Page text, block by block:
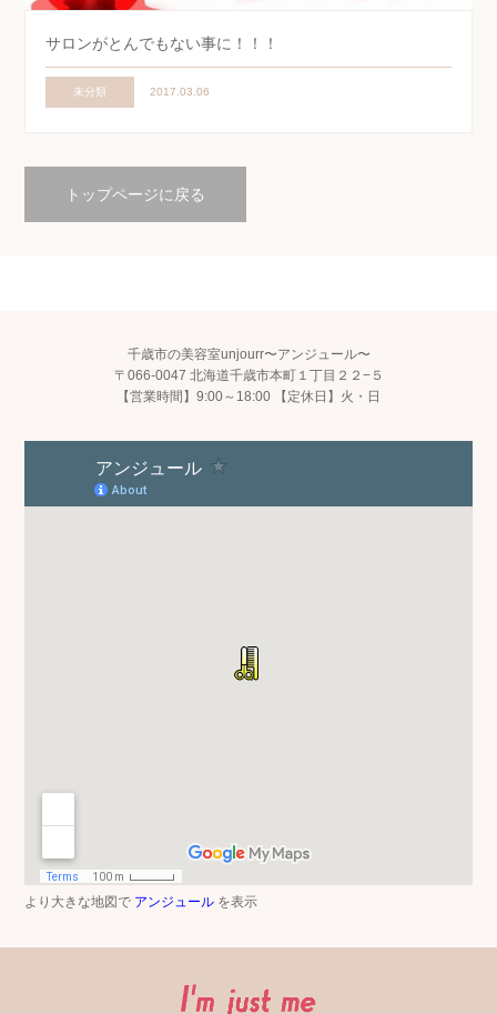
サロンがとんでもない事に！！！
未分類 2017.03.06
トップページに戻る
千歳市の美容室unjourr〜アンジュール〜
〒066-0047 北海道千歳市本町１丁目２２−５
【営業時間】9:00～18:00 【定休日】火・日
より大きな地図で アンジュール を表示